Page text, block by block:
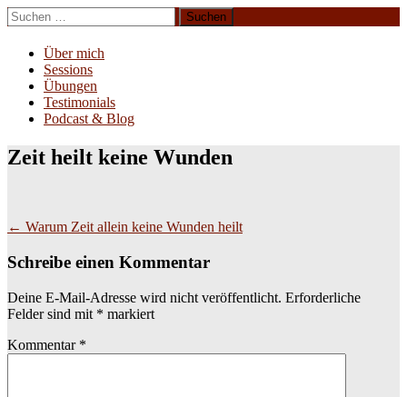
Zum
Inhalt
springen
Suchen
nach:
Über mich
Sessions
Übungen
Testimonials
Podcast & Blog
Zeit heilt keine Wunden
Beitragsnavigation
← Warum Zeit allein keine Wunden heilt
Schreibe einen Kommentar
Deine E-Mail-Adresse wird nicht veröffentlicht. Erforderliche
Felder sind mit * markiert
Kommentar *